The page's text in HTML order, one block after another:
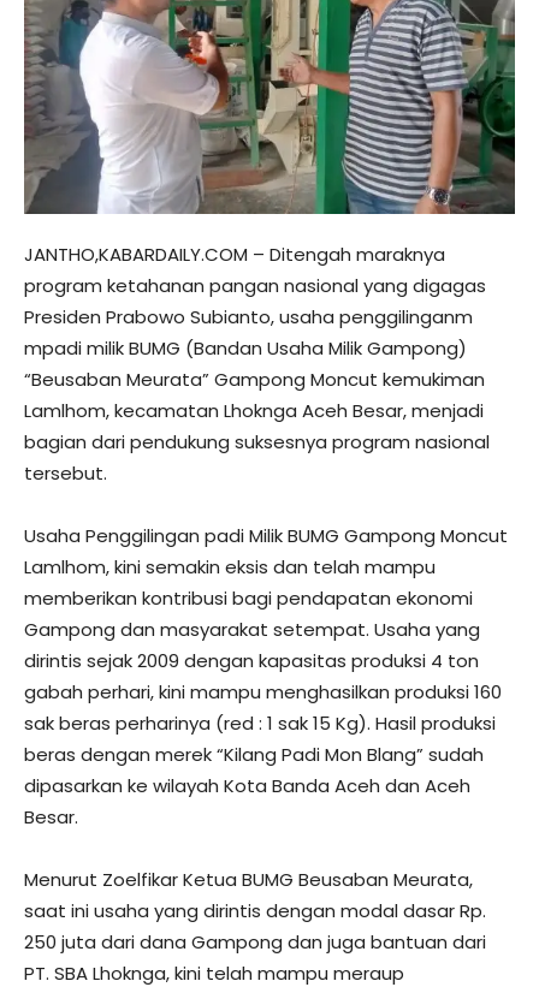
JANTHO,KABARDAILY.COM – Ditengah maraknya
program ketahanan pangan nasional yang digagas
Presiden Prabowo Subianto, usaha penggilinganm
mpadi milik BUMG (Bandan Usaha Milik Gampong)
“Beusaban Meurata” Gampong Moncut kemukiman
Lamlhom, kecamatan Lhoknga Aceh Besar, menjadi
bagian dari pendukung suksesnya program nasional
tersebut.
Usaha Penggilingan padi Milik BUMG Gampong Moncut
Lamlhom, kini semakin eksis dan telah mampu
memberikan kontribusi bagi pendapatan ekonomi
Gampong dan masyarakat setempat. Usaha yang
dirintis sejak 2009 dengan kapasitas produksi 4 ton
gabah perhari, kini mampu menghasilkan produksi 160
sak beras perharinya (red : 1 sak 15 Kg). Hasil produksi
beras dengan merek “Kilang Padi Mon Blang” sudah
dipasarkan ke wilayah Kota Banda Aceh dan Aceh
Besar.
Menurut Zoelfikar Ketua BUMG Beusaban Meurata,
saat ini usaha yang dirintis dengan modal dasar Rp.
250 juta dari dana Gampong dan juga bantuan dari
PT. SBA Lhoknga, kini telah mampu meraup